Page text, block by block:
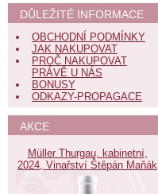
DŮLEŽITÉ INFORMACE
OBCHODNÍ PODMÍNKY
JAK NAKUPOVAT
PROČ NAKUPOVAT
PRÁVĚ U NÁS
BONUSY
ODKAZY-PROPAGACE
AKCE
Müller Thurgau, kabinetní,
2024, Vinařství Štěpán Maňák